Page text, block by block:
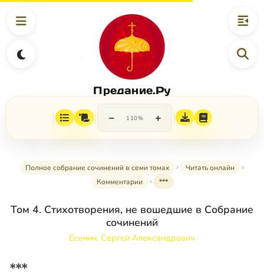
Предание.Ру
− 110% +
Полное собрание сочинений в семи томах
Читать онлайн
Комментарии
***
Том 4. Стихотворения, не вошедшие в Собрание
сочинений
Есенин, Сергей Александрович
***